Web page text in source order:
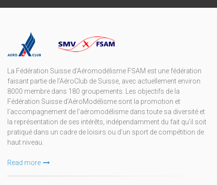
La Fédération Suisse d’Aéromodélisme FSAM est une fédération
faisant partie de l’AéroClub de Suisse, avec actuellement environ
8000 membre dans 180 groupements. Les objectifs de la
Fédération Suisse d’AéroModélisme sont la promotion et
l’accompagnement de l’aéromodélisme dans toute sa diversité et
la représentation de ses intérêts, indépendamment du fait qu’il soit
pratiqué dans un cadre de loisirs ou d’un sport de compétition de
haut niveau.
Read more